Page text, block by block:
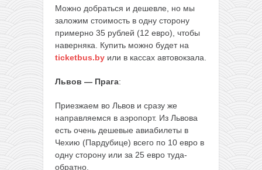
Можно добраться и дешевле, но мы
заложим стоимость в одну сторону
примерно 35 рублей (12 евро), чтобы
наверняка. Купить можно будет на
ticketbus.by или в кассах автовокзала.
Львов — Прага:
Приезжаем во Львов и сразу же
направляемся в аэропорт. Из Львова
есть очень дешевые авиабилеты в
Чехию (Пардубице) всего по 10 евро в
одну сторону или за 25 евро туда-
обратно.